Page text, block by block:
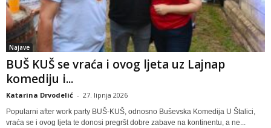
Najave
BUŠ KUŠ se vraća i ovog ljeta uz Lajnap
komediju i...
Katarina Drvodelić - 27. lipnja 2026
Popularni after work party BUŠ-KUŠ, odnosno Buševska Komedija U Štalici,
vraća se i ovog ljeta te donosi pregršt dobre zabave na kontinentu, a ne...